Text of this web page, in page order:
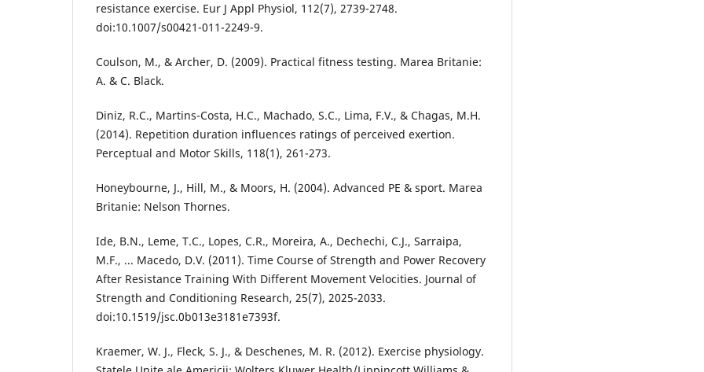
resistance exercise. Eur J Appl Physiol, 112(7), 2739-2748.
doi:10.1007/s00421-011-2249-9.
Coulson, M., & Archer, D. (2009). Practical fitness testing. Marea Britanie:
A. & C. Black.
Diniz, R.C., Martins-Costa, H.C., Machado, S.C., Lima, F.V., & Chagas, M.H.
(2014). Repetition duration influences ratings of perceived exertion.
Perceptual and Motor Skills, 118(1), 261-273.
Honeybourne, J., Hill, M., & Moors, H. (2004). Advanced PE & sport. Marea
Britanie: Nelson Thornes.
Ide, B.N., Leme, T.C., Lopes, C.R., Moreira, A., Dechechi, C.J., Sarraipa,
M.F., ... Macedo, D.V. (2011). Time Course of Strength and Power Recovery
After Resistance Training With Different Movement Velocities. Journal of
Strength and Conditioning Research, 25(7), 2025-2033.
doi:10.1519/jsc.0b013e3181e7393f.
Kraemer, W. J., Fleck, S. J., & Deschenes, M. R. (2012). Exercise physiology.